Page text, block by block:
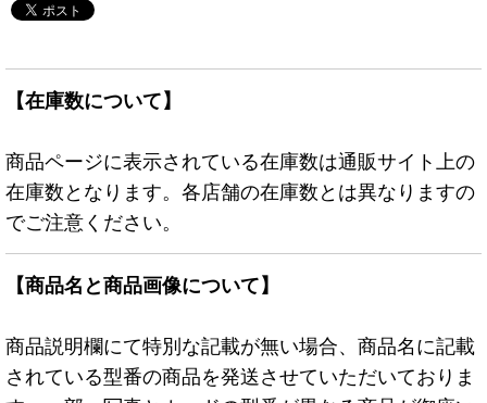
【在庫数について】
商品ページに表示されている在庫数は通販サイト上の
在庫数となります。各店舗の在庫数とは異なりますの
でご注意ください。
【商品名と商品画像について】
商品説明欄にて特別な記載が無い場合、商品名に記載
されている型番の商品を発送させていただいておりま